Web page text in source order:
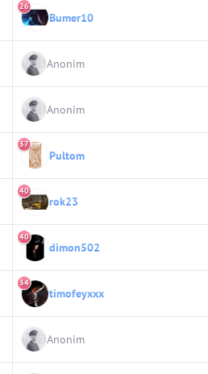
26
Bumer10
Anonim
Anonim
37
Pultom
40
rok23
40
dimon502
34
timofeyxxx
Anonim